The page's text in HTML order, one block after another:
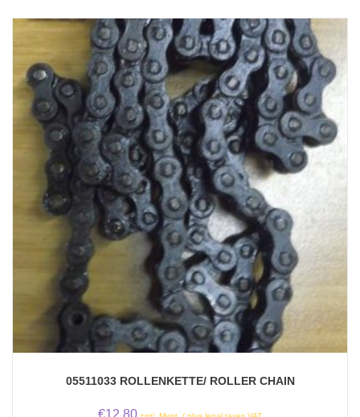
05511033 ROLLENKETTE/ ROLLER CHAIN
€12,80